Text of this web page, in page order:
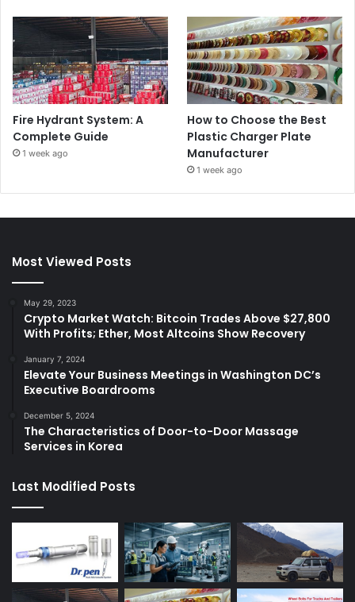
Fire Hydrant System: A
Complete Guide
1 week ago
How to Choose the Best
Plastic Charger Plate
Manufacturer
1 week ago
Most Viewed Posts
May 29, 2023
Crypto Market Watch: Bitcoin Trades Above $27,800
With Profits; Ether, Most Altcoins Show Recovery
January 7, 2024
Elevate Your Business Meetings in Washington DC’s
Executive Boardrooms
December 5, 2024
The Characteristics of Door-to-Door Massage
Services in Korea
Last Modified Posts